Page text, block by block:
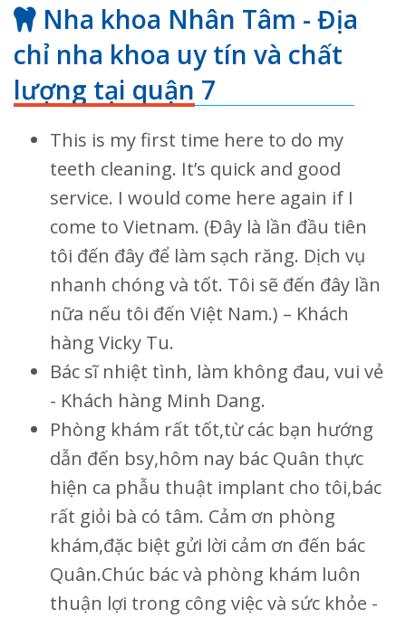
Nha khoa Nhân Tâm - Địa
chỉ nha khoa uy tín và chất
lượng tại quận 7
This is my first time here to do my
teeth cleaning. It’s quick and good
service. I would come here again if I
come to Vietnam. (Đây là lần đầu tiên
tôi đến đây để làm sạch răng. Dịch vụ
nhanh chóng và tốt. Tôi sẽ đến đây lần
nữa nếu tôi đến Việt Nam.) – Khách
hàng Vicky Tu.
Bác sĩ nhiệt tình, làm không đau, vui vẻ
- Khách hàng Minh Dang.
Phòng khám rất tốt,từ các bạn hướng
dẫn đến bsy,hôm nay bác Quân thực
hiện ca phẫu thuật implant cho tôi,bác
rất giỏi bà có tâm. Cảm ơn phòng
khám,đặc biệt gửi lời cảm ơn đến bác
Quân.Chúc bác và phòng khám luôn
thuận lợi trong công việc và sức khỏe -